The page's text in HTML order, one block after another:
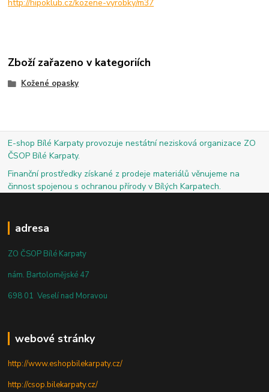
http://hipoklub.cz/kozene-vyrobky/m37
Zboží zařazeno v kategoriích
Kožené opasky
E-shop Bílé Karpaty provozuje nestátní nezisková organizace ZO
ČSOP Bílé Karpaty.
Finanční prostředky získané z prodeje materiálů věnujeme na
činnost spojenou s ochranou přírody v Bílých Karpatech.
adresa
ZO ČSOP Bílé Karpaty
nám. Bartolomějské 47
698 01 Veselí nad Moravou
webové stránky
http://www.eshopbilekarpaty.cz/
http://csop.bilekarpaty.cz/